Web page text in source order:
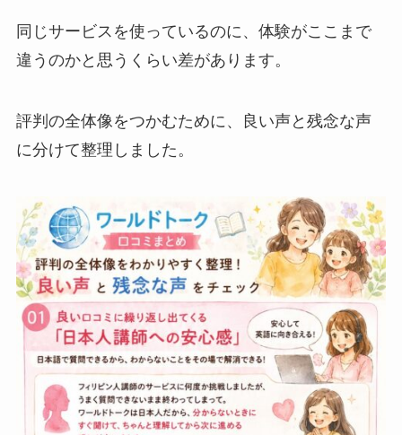
同じサービスを使っているのに、体験がここまで
違うのかと思うくらい差があります。
評判の全体像をつかむために、良い声と残念な声
に分けて整理しました。